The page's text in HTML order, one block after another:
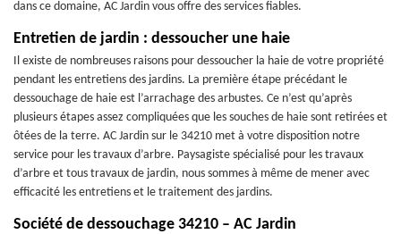
dans ce domaine, AC Jardin vous offre des services fiables.
Entretien de jardin : dessoucher une haie
Il existe de nombreuses raisons pour dessoucher la haie de votre propriété
pendant les entretiens des jardins. La première étape précédant le
dessouchage de haie est l’arrachage des arbustes. Ce n’est qu’après
plusieurs étapes assez compliquées que les souches de haie sont retirées et
ôtées de la terre. AC Jardin sur le 34210 met à votre disposition notre
service pour les travaux d’arbre. Paysagiste spécialisé pour les travaux
d’arbre et tous travaux de jardin, nous sommes à même de mener avec
efficacité les entretiens et le traitement des jardins.
Société de dessouchage 34210 – AC Jardin